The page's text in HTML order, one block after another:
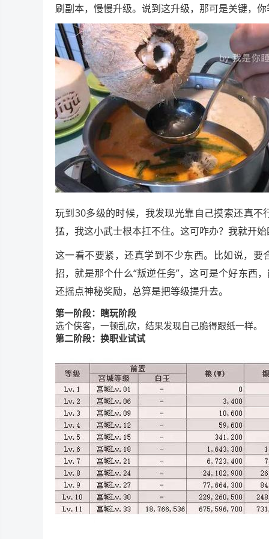
刷副本，慢慢升级。说到这升级，那可是关键，
玩到30多级的时候，我发现光靠自己摸索还真
猛，我这小武士根本扛不住。这可咋办？我就开
这一看不要紧，还真学到不少东西。比如说，
招，就是那个什么“叛逆任务”，这可是个好东西
还摇点神秘奖励，总算是把等级提升去。
第一阶段：瞎玩阶段
选个侠客，一顿乱砍，结果发现自己脆得跟纸一样。
第二阶段：换职业试试